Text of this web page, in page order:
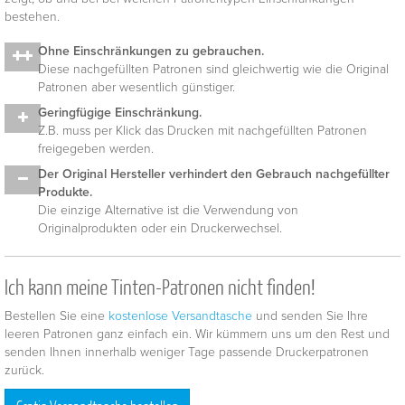
bestehen.
Ohne Einschränkungen zu gebrauchen.
Diese nachgefüllten Patronen sind gleichwertig wie die Original
Patronen aber wesentlich günstiger.
Geringfügige Einschränkung.
Z.B. muss per Klick das Drucken mit nachgefüllten Patronen
freigegeben werden.
Der Original Hersteller verhindert den Gebrauch nachgefüllter
Produkte.
Die einzige Alternative ist die Verwendung von
Originalprodukten oder ein Druckerwechsel.
Ich kann meine Tinten-Patronen nicht finden!
Bestellen Sie eine kostenlose Versandtasche und senden Sie Ihre
leeren Patronen ganz einfach ein. Wir kümmern uns um den Rest und
senden Ihnen innerhalb weniger Tage passende Druckerpatronen
zurück.